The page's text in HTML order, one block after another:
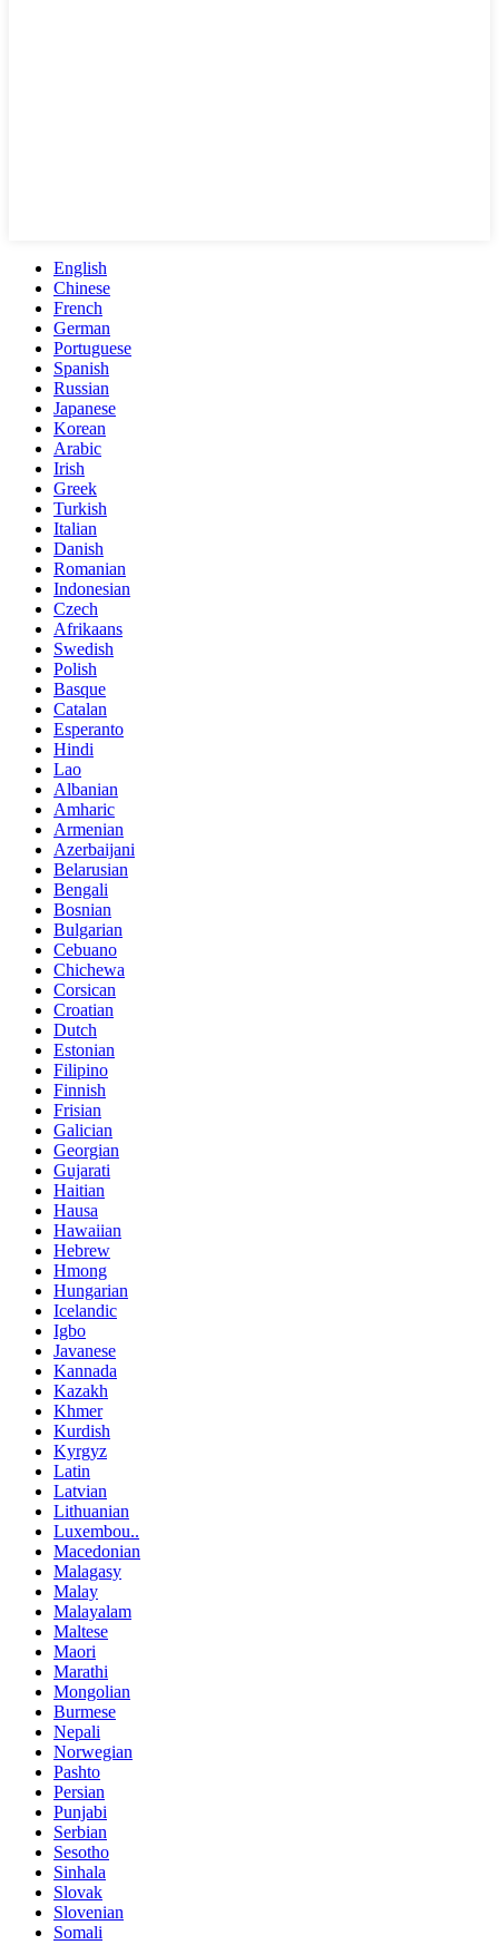
English
Chinese
French
German
Portuguese
Spanish
Russian
Japanese
Korean
Arabic
Irish
Greek
Turkish
Italian
Danish
Romanian
Indonesian
Czech
Afrikaans
Swedish
Polish
Basque
Catalan
Esperanto
Hindi
Lao
Albanian
Amharic
Armenian
Azerbaijani
Belarusian
Bengali
Bosnian
Bulgarian
Cebuano
Chichewa
Corsican
Croatian
Dutch
Estonian
Filipino
Finnish
Frisian
Galician
Georgian
Gujarati
Haitian
Hausa
Hawaiian
Hebrew
Hmong
Hungarian
Icelandic
Igbo
Javanese
Kannada
Kazakh
Khmer
Kurdish
Kyrgyz
Latin
Latvian
Lithuanian
Luxembou..
Macedonian
Malagasy
Malay
Malayalam
Maltese
Maori
Marathi
Mongolian
Burmese
Nepali
Norwegian
Pashto
Persian
Punjabi
Serbian
Sesotho
Sinhala
Slovak
Slovenian
Somali